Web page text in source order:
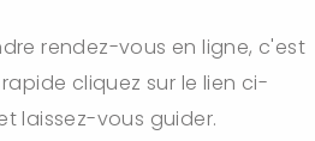
rendez-vous en ligne, c'est
cliquez sur le lien ci-
laissez-vous guider.